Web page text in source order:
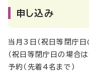
申し込み
当月3日（祝日等閉庁日
（祝日等閉庁日の場合
予約（先着4名まで）